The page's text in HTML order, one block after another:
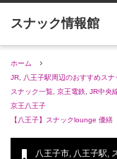
ホーム
JR
八王子駅周辺のおすすめスナ
スナック一覧 京王電鉄 JR中央
京王八王子
【八王子】スナックlounge 優繕
八王子市, 八王子駅,